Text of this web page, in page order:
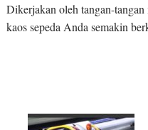
Dikerjakan oleh tangan-
kaos sepeda Anda semakin